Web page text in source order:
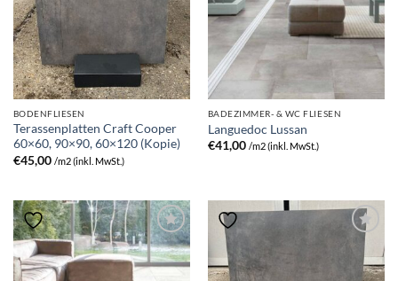
BODENFLIESEN
Terassenplatten Craft Cooper
60×60, 90×90, 60×120 (Kopie)
€45,00 /m2 (inkl. MwSt.)
BADEZIMMER- & WC FLIESEN
Languedoc Lussan
€41,00 /m2 (inkl. MwSt.)